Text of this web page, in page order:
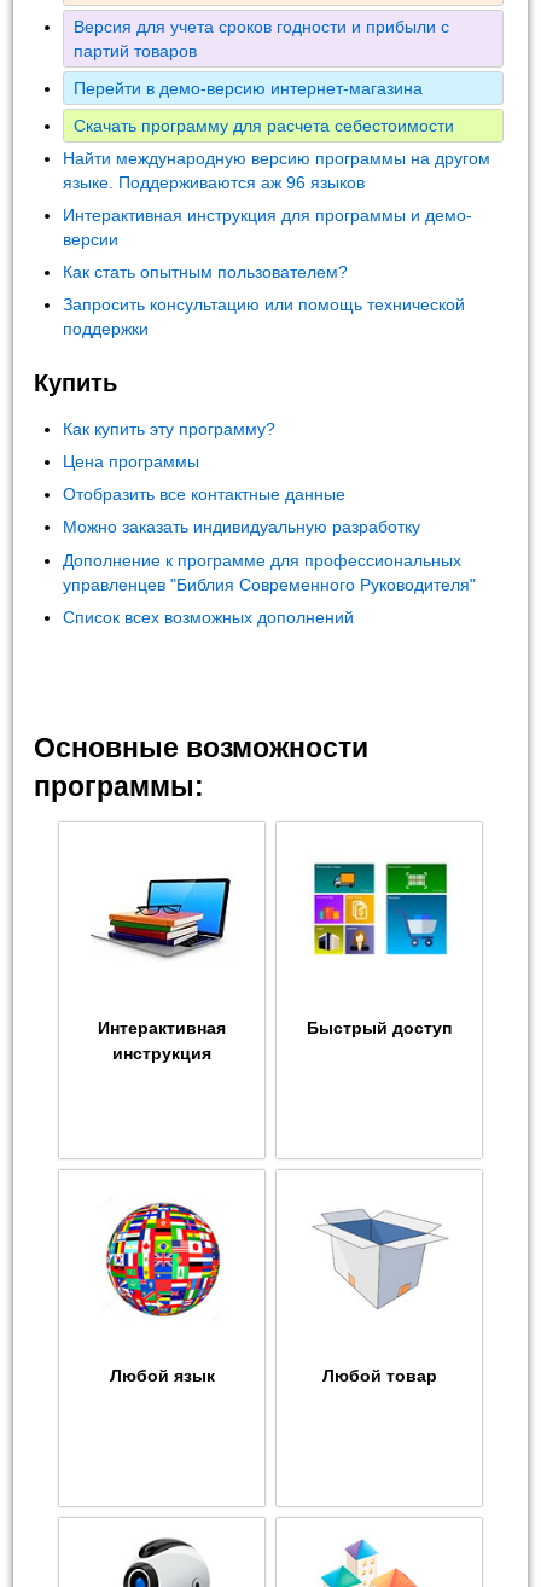
Версия для учета сроков годности и прибыли с
партий товаров
Перейти в демо-версию интернет-магазина
Скачать программу для расчета себестоимости
Найти международную версию программы на другом
языке. Поддерживаются аж 96 языков
Интерактивная инструкция для программы и демо-
версии
Как стать опытным пользователем?
Запросить консультацию или помощь технической
поддержки
Купить
Как купить эту программу?
Цена программы
Отобразить все контактные данные
Можно заказать индивидуальную разработку
Дополнение к программе для профессиональных
управленцев "Библия Современного Руководителя"
Список всех возможных дополнений
Основные возможности
программы:
Интерактивная
инструкция
Быстрый доступ
Любой язык Любой товар